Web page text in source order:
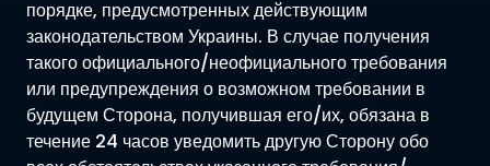
порядке, предусмотренных действующим
законодательством Украины. В случае получения
такого официального/неофициального требования
или предупреждения о возможном требовании в
будущем Сторона, получившая его/их, обязана в
течение 24 часов уведомить другую Сторону обо